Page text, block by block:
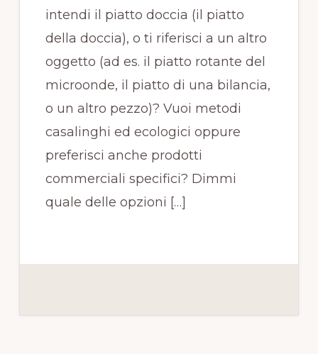
intendi il piatto doccia (il piatto
della doccia), o ti riferisci a un altro
oggetto (ad es. il piatto rotante del
microonde, il piatto di una bilancia,
o un altro pezzo)? Vuoi metodi
casalinghi ed ecologici oppure
preferisci anche prodotti
commerciali specifici? Dimmi
quale delle opzioni […]